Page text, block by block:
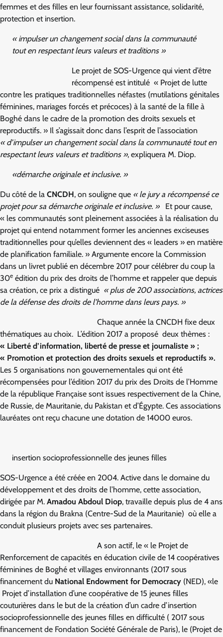
femmes et des filles en leur fournissant assistance, solidarité,
protection et insertion.
« impulser un changement social dans la communauté
tout en respectant leurs valeurs et traditions »
Le projet de SOS-Urgence qui vient d’être
récompensé est intitulé « Projet de lutte
contre les pratiques traditionnelles néfastes (mutilations génitales
féminines, mariages forcés et précoces) à la santé de la fille à
Boghé dans le cadre de la promotion des droits sexuels et
reproductifs. » Il s’agissait donc dans l’esprit de l’association
« d’impulser un changement social dans la communauté tout en
respectant leurs valeurs et traditions », expliquera M. Diop.
«démarche originale et inclusive. »
Du côté de la CNCDH, on souligne que « le jury a récompensé ce
projet pour sa démarche originale et inclusive. » Et pour cause,
« les communautés sont pleinement associées à la réalisation du
projet qui entend notamment former les anciennes exciseuses
traditionnelles pour qu’elles deviennent des « leaders » en matière
de planification familiale. » Argumente encore la Commission
dans un livret publié en décembre 2017 pour célébrer du coup la
30e édition du prix des droits de l’homme et rappeler que depuis
sa création, ce prix a distingué « plus de 200 associations, actrices
de la défense des droits de l’homme dans leurs pays. »
Chaque année la CNCDH fixe deux
thématiques au choix. L’édition 2017 a proposé deux thèmes :
« Liberté d’information, liberté de presse et journaliste » ;
« Promotion et protection des droits sexuels et reproductifs ».
Les 5 organisations non gouvernementales qui ont été
récompensées pour l’édition 2017 du prix des Droits de l’Homme
de la république Française sont issues respectivement de la Chine,
de Russie, de Mauritanie, du Pakistan et d’Égypte. Ces associations
lauréates ont reçu chacune une dotation de 14000 euros.
insertion socioprofessionnelle des jeunes filles
SOS-Urgence a été créée en 2004. Active dans le domaine du
développement et des droits de l’homme, cette association,
dirigée par M. Amadou Abdoul Diop, travaille depuis plus de 4 ans
dans la région du Brakna (Centre-Sud de la Mauritanie) où elle a
conduit plusieurs projets avec ses partenaires.
A son actif, le « le Projet de
Renforcement de capacités en éducation civile de 14 coopératives
féminines de Boghé et villages environnants (2017 sous
financement du National Endowment for Democracy (NED), «le
Projet d’installation d’une coopérative de 15 jeunes filles
couturières dans le but de la création d’un cadre d’insertion
socioprofessionnelle des jeunes filles en difficulté ( 2017 sous
financement de Fondation Société Générale de Paris), le (Projet de